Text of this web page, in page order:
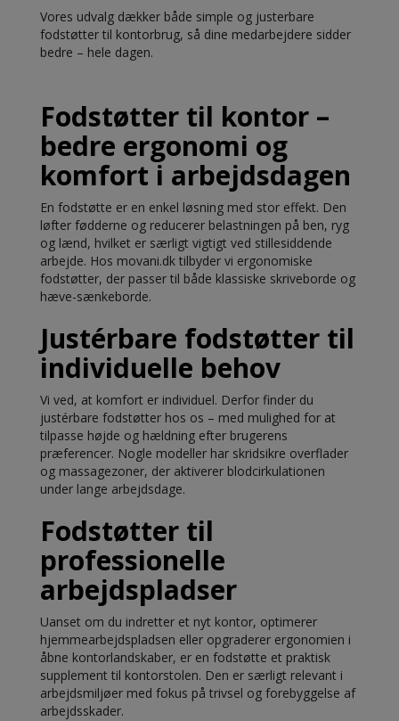
Vores udvalg dækker både simple og justerbare
fodstøtter til kontorbrug, så dine medarbejdere sidder
bedre – hele dagen.
Fodstøtter til kontor –
bedre ergonomi og
komfort i arbejdsdagen
En fodstøtte er en enkel løsning med stor effekt. Den
løfter fødderne og reducerer belastningen på ben, ryg
og lænd, hvilket er særligt vigtigt ved stillesiddende
arbejde. Hos movani.dk tilbyder vi ergonomiske
fodstøtter, der passer til både klassiske skriveborde og
hæve-sænkeborde.
Justérbare fodstøtter til
individuelle behov
Vi ved, at komfort er individuel. Derfor finder du
justérbare fodstøtter hos os – med mulighed for at
tilpasse højde og hældning efter brugerens
præferencer. Nogle modeller har skridsikre overflader
og massagezoner, der aktiverer blodcirkulationen
under lange arbejdsdage.
Fodstøtter til
professionelle
arbejdspladser
Uanset om du indretter et nyt kontor, optimerer
hjemmearbejdspladsen eller opgraderer ergonomien i
åbne kontorlandskaber, er en fodstøtte et praktisk
supplement til kontorstolen. Den er særligt relevant i
arbejdsmiljøer med fokus på trivsel og forebyggelse af
arbejdsskader.